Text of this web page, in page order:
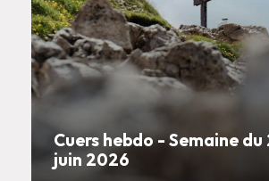
Cuers hebdo - Semaine du
juin 2026